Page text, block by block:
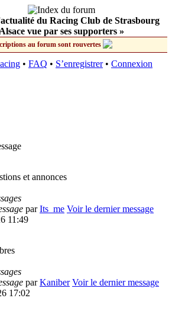
du Racing Club de Strasbourg
Alsace vue par ses supporters »
au forum sont rouvertes
• FAQ • S’enregistrer• Connexion
et annonces
parIts_me Voir le dernier message
11:49
parKaniber Voir le dernier message
17:02